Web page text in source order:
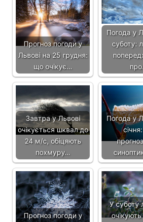
Прогноз погоди у
Львові на 25 грудня:
що очікує…
Погода у
суботу:
Завтра у Львові
очікується шквал до
24 м/с, обіцяють
похмуру…
Погода у
Прогноз погоди у
У суботу